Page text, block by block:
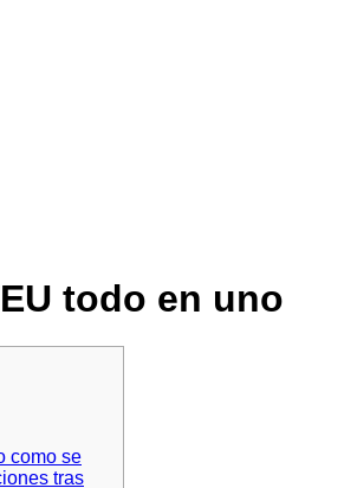
todo en uno
como se
tras